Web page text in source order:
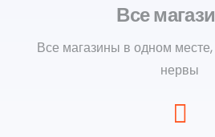
Все
Все магазины в одном
нервы